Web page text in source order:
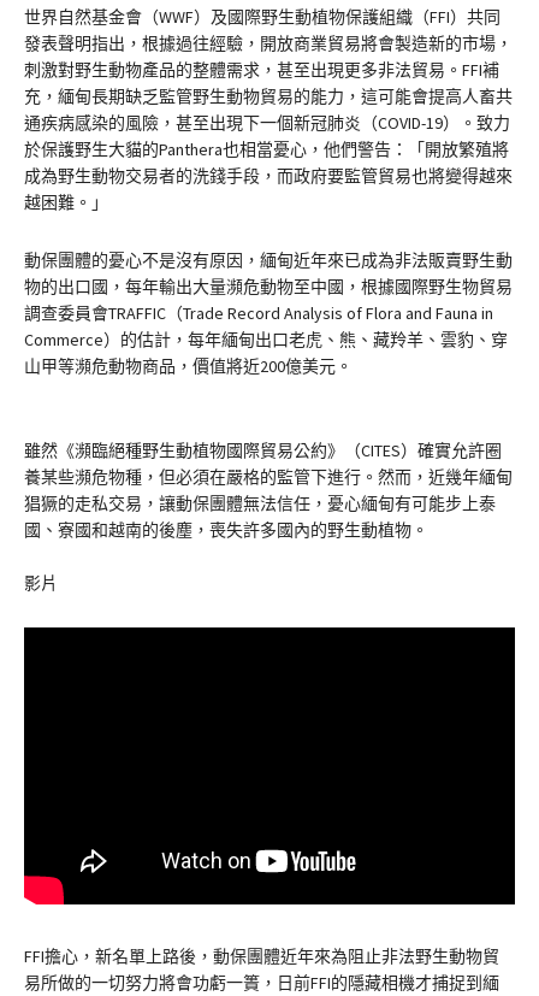
世界自然基金會（WWF）及國際野生動植物保護組織（FFI）共同
發表聲明指出，根據過往經驗，開放商業貿易將會製造新的市場，
刺激對野生動物產品的整體需求，甚至出現更多非法貿易。FFI補
充，緬甸長期缺乏監管野生動物貿易的能力，這可能會提高人畜共
通疾病感染的風險，甚至出現下一個新冠肺炎（COVID-19）。致力
於保護野生大貓的Panthera也相當憂心，他們警告：「開放繁殖將
成為野生動物交易者的洗錢手段，而政府要監管貿易也將變得越來
越困難。」
動保團體的憂心不是沒有原因，緬甸近年來已成為非法販賣野生動
物的出口國，每年輸出大量瀕危動物至中國，根據國際野生物貿易
調查委員會TRAFFIC（Trade Record Analysis of Flora and Fauna in
Commerce）的估計，每年緬甸出口老虎、熊、藏羚羊、雲豹、穿
山甲等瀕危動物商品，價值將近200億美元。
雖然《瀕臨絕種野生動植物國際貿易公約》（CITES）確實允許圈
養某些瀕危物種，但必須在嚴格的監管下進行。然而，近幾年緬甸
猖獗的走私交易，讓動保團體無法信任，憂心緬甸有可能步上泰
國、寮國和越南的後塵，喪失許多國內的野生動植物。
影片
FFI擔心，新名單上路後，動保團體近年來為阻止非法野生動物貿
易所做的一切努力將會功虧一簣，日前FFI的隱藏相機才捕捉到緬